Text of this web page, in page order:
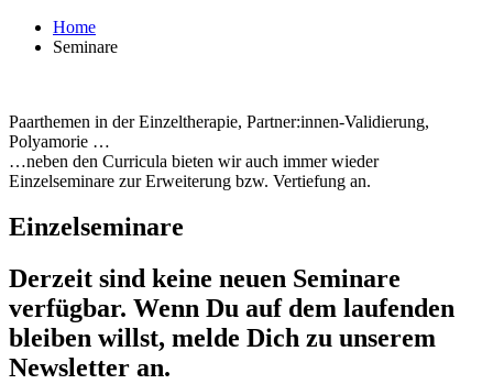
Home
Seminare
Paarthemen in der Einzeltherapie, Partner:innen-Validierung,
Polyamorie …
…neben den Curricula bieten wir auch immer wieder
Einzelseminare zur Erweiterung bzw. Vertiefung an.
Einzelseminare
Derzeit sind keine neuen Seminare
verfügbar. Wenn Du auf dem laufenden
bleiben willst, melde Dich zu unserem
Newsletter an.